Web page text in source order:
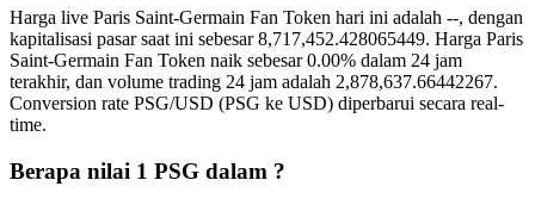
Harga live Paris Saint-Germain Fan Token hari ini adalah --, dengan
kapitalisasi pasar saat ini sebesar 8,717,452.428065449. Harga Paris
Saint-Germain Fan Token naik sebesar 0.00% dalam 24 jam
terakhir, dan volume trading 24 jam adalah 2,878,637.66442267.
Conversion rate PSG/USD (PSG ke USD) diperbarui secara real-
time.
Berapa nilai 1 PSG dalam ?